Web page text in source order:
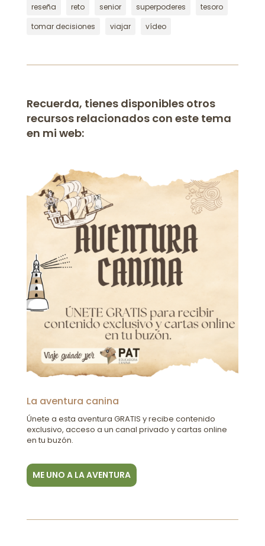
reseña
reto senior superpoderes
tesoro
tomar decisiones
viajar vídeo
Recuerda, tienes disponibles otros
recursos relacionados con este tema
en mi web:
La aventura canina
Únete a esta aventura GRATIS y recibe contenido
exclusivo, acceso a un canal privado y cartas online
en tu buzón.
ME UNO A LA AVENTURA